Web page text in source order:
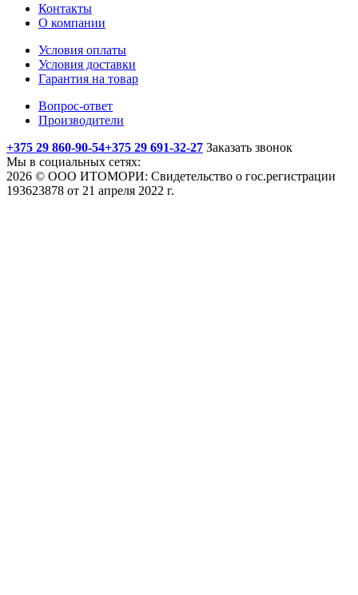
Контакты
О компании
Условия оплаты
Условия доставки
Гарантия на товар
Вопрос-ответ
Производители
+375 29 860-90-54+375 29 691-32-27 Заказать звонок
Мы в социальных сетях:
2026 © ООО ИТОМОРИ: Свидетельство о гос.регистрации
193623878 от 21 апреля 2022 г.